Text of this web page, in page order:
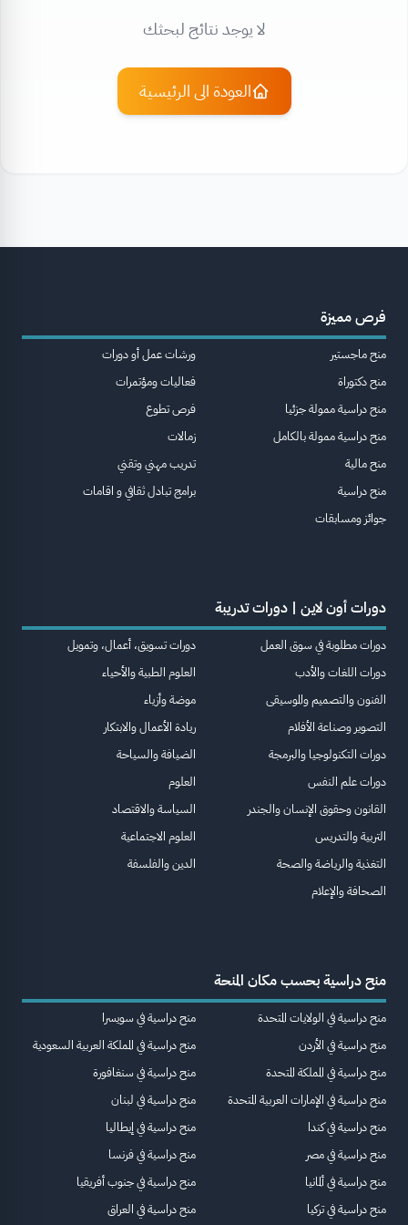
لا يوجد نتائج لبحثك
العودة الى الرئيسية
فرص مميزة
منح ماجستير
منح دكتوراة
منح دراسية ممولة جزئيا
منح دراسية ممولة بالكامل
منح مالية
منح دراسية
جوائز ومسابقات
ورشات عمل أو دورات
فعاليات ومؤتمرات
فرص تطوع
زمالات
تدريب مهني وتقني
برامج تبادل ثقافي و اقامات
دورات أون لاين | دورات تدريبة
دورات مطلوبة في سوق العمل
دورات اللغات والأدب
الفنون والتصميم والموسيقى
التصوير وصناعة الأفلام
دورات التكنولوجيا والبرمجة
دورات علم النفس
القانون وحقوق الإنسان والجندر
التربية والتدريس
التغذية والرياضة والصحة
الصحافة والإعلام
دورات تسويق، أعمال، وتمويل
العلوم الطبية والأحياء
موضة وأزياء
ريادة الأعمال والابتكار
الضيافة والسياحة
العلوم
السياسة والاقتصاد
العلوم الاجتماعية
الدين والفلسفة
منح دراسية بحسب مكان المنحة
منح دراسية في الولايات المتحدة
منح دراسية في الأردن
منح دراسية في المملكة المتحدة
منح دراسية في الإمارات العربية المتحدة
منح دراسية في كندا
منح دراسية في مصر
منح دراسية في ألمانيا
منح دراسية في تركيا
منح دراسية في سويسرا
منح دراسية في المملكة العربية السعودية
منح دراسية في سنغافورة
منح دراسية في لبنان
منح دراسية في إيطاليا
منح دراسية في فرنسا
منح دراسية في جنوب أفريقيا
منح دراسية في العراق